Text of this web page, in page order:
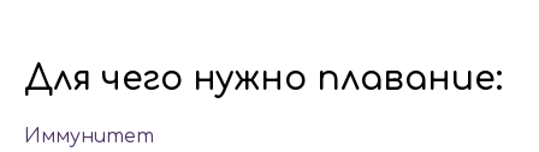
Для чего нужно плавание:
Иммунитет